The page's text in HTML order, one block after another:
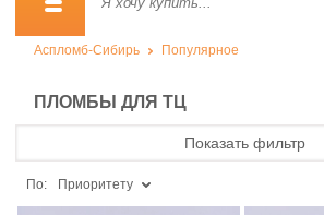
Аспломб-Сибирь Популярное
ПЛОМБЫ ДЛЯ ТЦ
Показать фильтр
По: Приоритету